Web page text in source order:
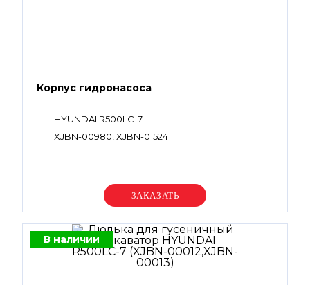
Корпус гидронасоса
HYUNDAI R500LC-7
XJBN-00980, XJBN-01524
Уточняйте цену
В наличии